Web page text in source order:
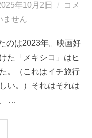
年10月2日
コメ
ません
のは2023年。映画好
た「メキシコ」はヒ
。（これはイチ旅行
い。）それはそれは
…
スタッフブログ】過ごして初め